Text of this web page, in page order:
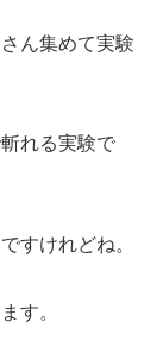
ん集めて実験
れる実験で
すけれどね。
す。